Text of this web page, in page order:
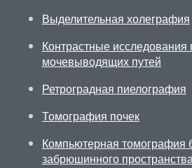
Выделительная холеграфия
Контрастные исследования
мочевыводящих путей
Ретроградная пиелография
Томография почек
Компьютерная томография
забрюшинного